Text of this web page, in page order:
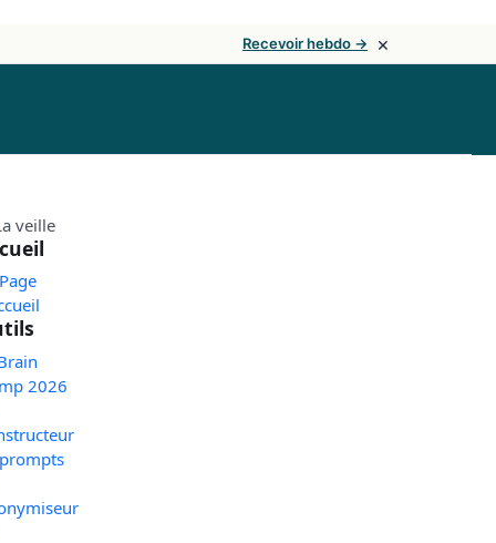
Recevoir hebdo → ×
2026